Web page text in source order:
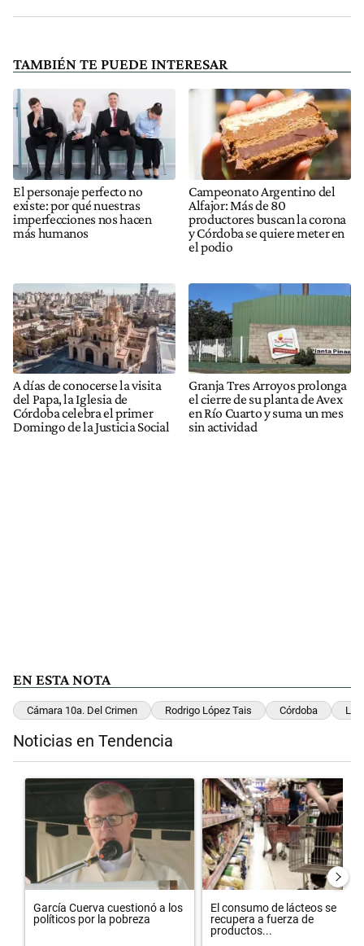
TAMBIÉN TE PUEDE INTERESAR
El personaje perfecto no
existe: por qué nuestras
imperfecciones nos hacen
más humanos
Campeonato Argentino del
Alfajor: Más de 80
productores buscan la corona
y Córdoba se quiere meter en
el podio
A días de conocerse la visita
del Papa, la Iglesia de
Córdoba celebra el primer
Domingo de la Justicia Social
Granja Tres Arroyos prolonga
el cierre de su planta de Avex
en Río Cuarto y suma un mes
sin actividad
EN ESTA NOTA
Cámara 10a. Del Crimen Rodrigo López Tais Córdoba
Noticias en Tendencia
Un artículo de tendencia con el título "García Cuerva cuestionó a
García Cuerva cuestionó a los
políticos por la pobreza
Un artículo de tendencia con el
El consumo de lácteos se
recupera a fuerza de
productos...